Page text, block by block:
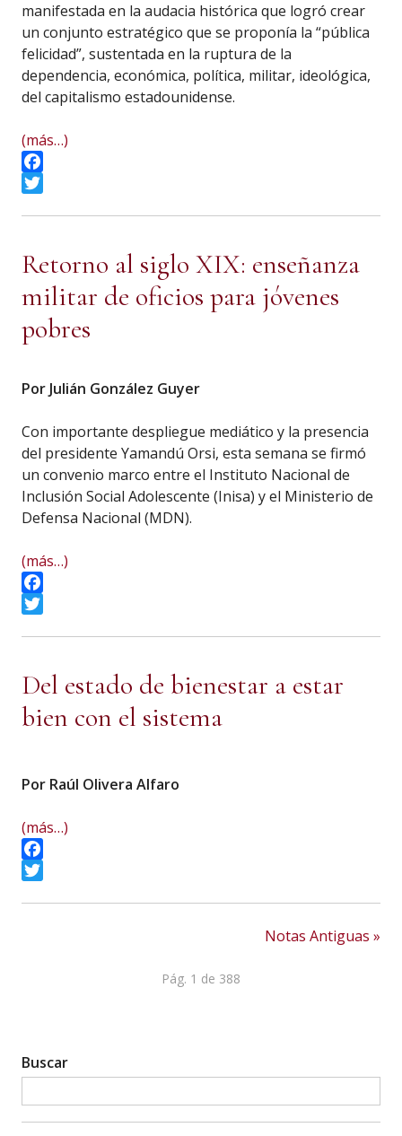
manifestada en la audacia histórica que logró crear
un conjunto estratégico que se proponía la “pública
felicidad”, sustentada en la ruptura de la
dependencia, económica, política, militar, ideológica,
del capitalismo estadounidense.
(más…)
Facebook
Retorno al siglo XIX: enseñanza
militar de oficios para jóvenes
pobres
Por Julián González Guyer
Con importante despliegue mediático y la presencia
del presidente Yamandú Orsi, esta semana se firmó
un convenio marco entre el Instituto Nacional de
Inclusión Social Adolescente (Inisa) y el Ministerio de
Defensa Nacional (MDN).
(más…)
Facebook
Del estado de bienestar a estar
bien con el sistema
Por Raúl Olivera Alfaro
(más…)
Facebook
Notas Antiguas »
Pág. 1 de 388
Buscar